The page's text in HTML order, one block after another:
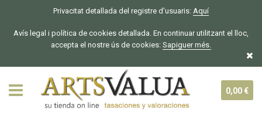
Privacitat detallada del registre d'usuaris: Aquí
Avís legal i política de cookies detallada. En continuar utilitzant el lloc,
accepta el nostre ús de cookies: Sapiguer més.
0,00 €